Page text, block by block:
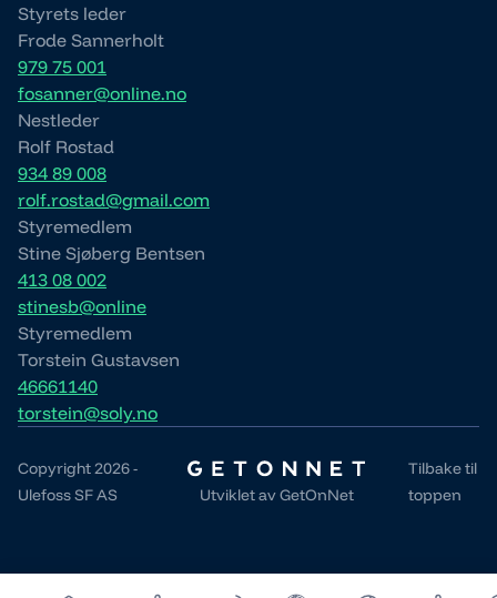
Styrets leder
Frode Sannerholt
979 75 001
fosanner@online.no
Nestleder
Rolf Rostad
934 89 008
rolf.rostad@gmail.com
Styremedlem
Stine Sjøberg Bentsen
413 08 002
stinesb@online
Styremedlem
Torstein Gustavsen
46661140
torstein@soly.no
Copyright 2026 -
Ulefoss SF AS
Utviklet avGetOnNet
Tilbake til
toppen